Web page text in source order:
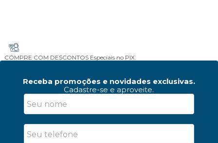
COMPRE COM DESCONTOS Especiais no PIX.
Receba promoções e novidades exclusivas.
Cadastre-se e aproveite.